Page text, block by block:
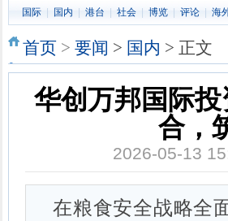
巴黎圣母院大火肆虐，人类文明的一场浩劫
国际 国内 港台 社会 博览 评论 海
首页 > 要闻 > 国内 > 正文
华创万邦国际
合，
2026-05-13
在粮食安全战略全